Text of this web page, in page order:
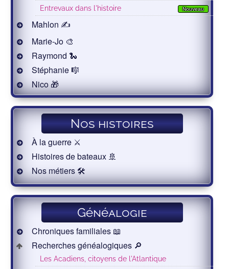
Nouveau
Entrevaux dans l'histoire
Mahlon ✍
Marie-Jo 🎨
Raymond 🐍
Stéphanie 🎼
Nico 🎁
Nos histoires
À la guerre ⚔️
Histoires de bateaux 🚢
Nos métiers 🛠
Généalogie
Chroniques familiales 📖
Recherches généalogiques 🔎
Les Acadiens, citoyens de l'Atlantique